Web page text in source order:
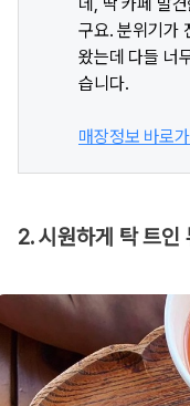
구요. 분위기가
왔는데 다들 너
습니다.
매장정보 바로가
2. 시원하게 탁 트인